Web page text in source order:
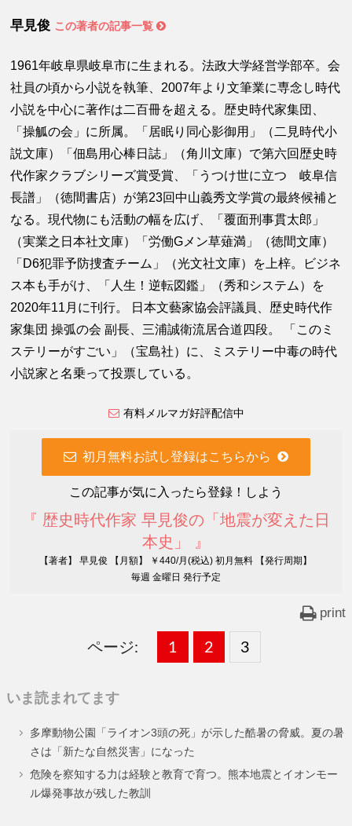
早見俊 この著者の記事一覧
1961年岐阜県岐阜市に生まれる。法政大学経営学部卒。会
社員の頃から小説を執筆、2007年より文筆業に専念し時代
小説を中心に著作は二百冊を超える。歴史時代家集団、
「操觚の会」に所属。「居眠り同心影御用」（二見時代小
説文庫）「佃島用心棒日誌」（角川文庫）で第六回歴史時
代作家クラブシリーズ賞受賞、「うつけ世に立つ 岐阜信
長譜」（徳間書店）が第23回中山義秀文学賞の最終候補と
なる。現代物にも活動の幅を広げ、「覆面刑事貫太郎」
（実業之日本社文庫）「労働Gメン草薙満」（徳間文庫）
「D6犯罪予防捜査チーム」（光文社文庫）を上梓。ビジネ
ス本も手がけ、「人生！逆転図鑑」（秀和システム）を
2020年11月に刊行。 日本文藝家協会評議員、歴史時代作
家集団 操弧の会 副長、三浦誠衛流居合道四段。 「このミ
ステリーがすごい」（宝島社）に、ミステリー中毒の時代
小説家と名乗って投票している。
有料メルマガ好評配信中
初月無料お試し登録はこちらから
この記事が気に入ったら登録！しよう
『 歴史時代作家 早見俊の「地震が変えた日
本史」 』
【著者】 早見俊 【月額】 ￥440/月(税込) 初月無料 【発行周期】
毎週 金曜日 発行予定
print
ページ:
固
ー
ジ
1 ,
固
ー
ジ
2 ,
固
ー
ジ
3
いま読まれてます
多摩動物公園「ライオン3頭の死」が示した酷暑の脅威。夏の暑
さは「新たな自然災害」になった
危険を察知する力は経験と教育で育つ。熊本地震とイオンモー
ル爆発事故が残した教訓